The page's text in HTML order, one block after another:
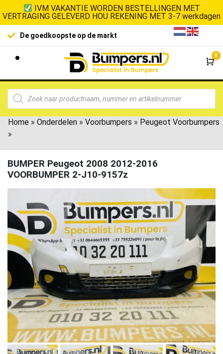
IVM VAKANTIE WORDEN BESTELLINGEN MET
VERTRAGING GELEVERD HOU REKENING MET 3-7 werkdagen
100% klanttevredenheid
0
Home » Onderdelen » Voorbumpers » Peugeot Voorbumpers
»
BUMPER Peugeot 2008 2012-2016
VOORBUMPER 2-J10-9157z